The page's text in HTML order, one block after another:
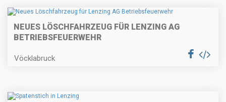
NEUES LÖSCHFAHRZEUG FÜR LENZING AG
BETRIEBSFEUERWEHR
Vöcklabruck